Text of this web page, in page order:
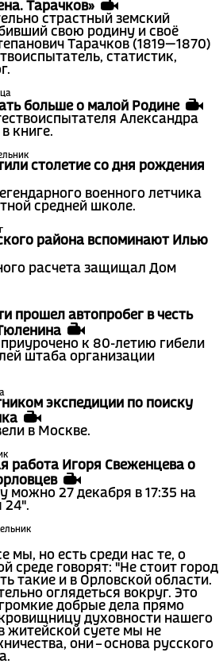
Тарачков»
страстный земский
свою родину и своё
Тарачков (1819—1870)
статистик,
больше о малой Родине
Александра
книге.
столетие со дня рождения
военного летчика
средней школе.
района вспоминают Илью
расчета защищал Дом
прошел автопробег в честь
к 80-летию гибели
штаба организации
экспедиции по поиску
в Москве.
работа Игоря Свеженцева о
можно 27 декабря в 17:35 на
24".
мы, но есть среди нас те, о
среде говорят: "Не стоит город
такие и в Орловской области.
оглядеться вокруг. Это
добрые дела прямо
духовности нашего
житейской суете мы не
они – основа русского